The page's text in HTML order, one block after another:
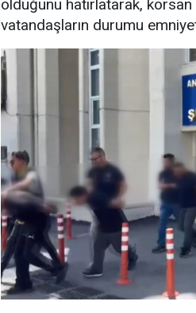
olduğunu hatırlatarak,
vatandaşların durumu